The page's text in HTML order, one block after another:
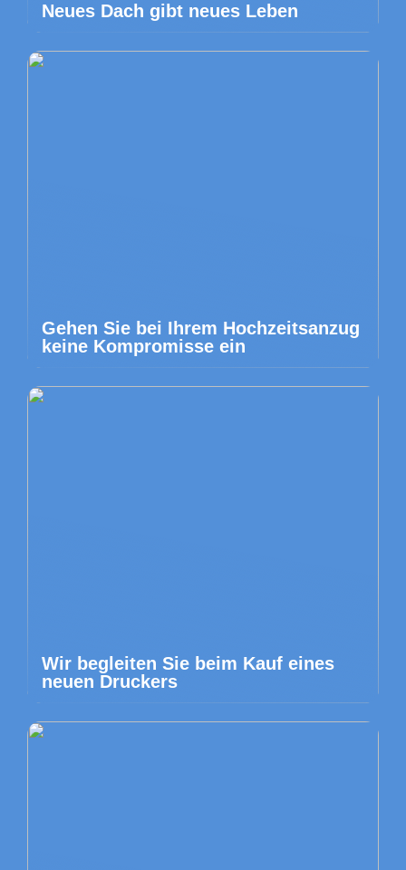
Neues Dach gibt neues Leben
Gehen Sie bei Ihrem Hochzeitsanzug
keine Kompromisse ein
Wir begleiten Sie beim Kauf eines
neuen Druckers